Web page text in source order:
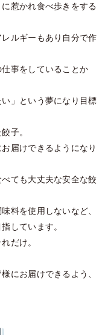
惹かれ食べ歩きをする
ルギーもあり自分で作
事をしていることか
」という夢になり目標
子。
届けできるようになり
ても大丈夫な安全な餃
料を使用しないなど、
しています。
だけ。
にお届けできるよう、